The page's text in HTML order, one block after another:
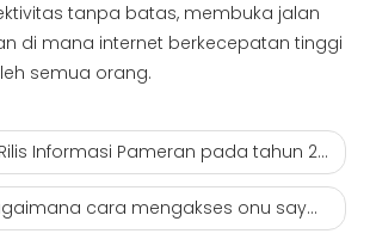
tanpa batas, membuka jalan
di mana internet berkecepatan tinggi
semua orang.
Rilis Informasi Pameran pada tahun 2025
cara mengakses onu saya dari router saya?